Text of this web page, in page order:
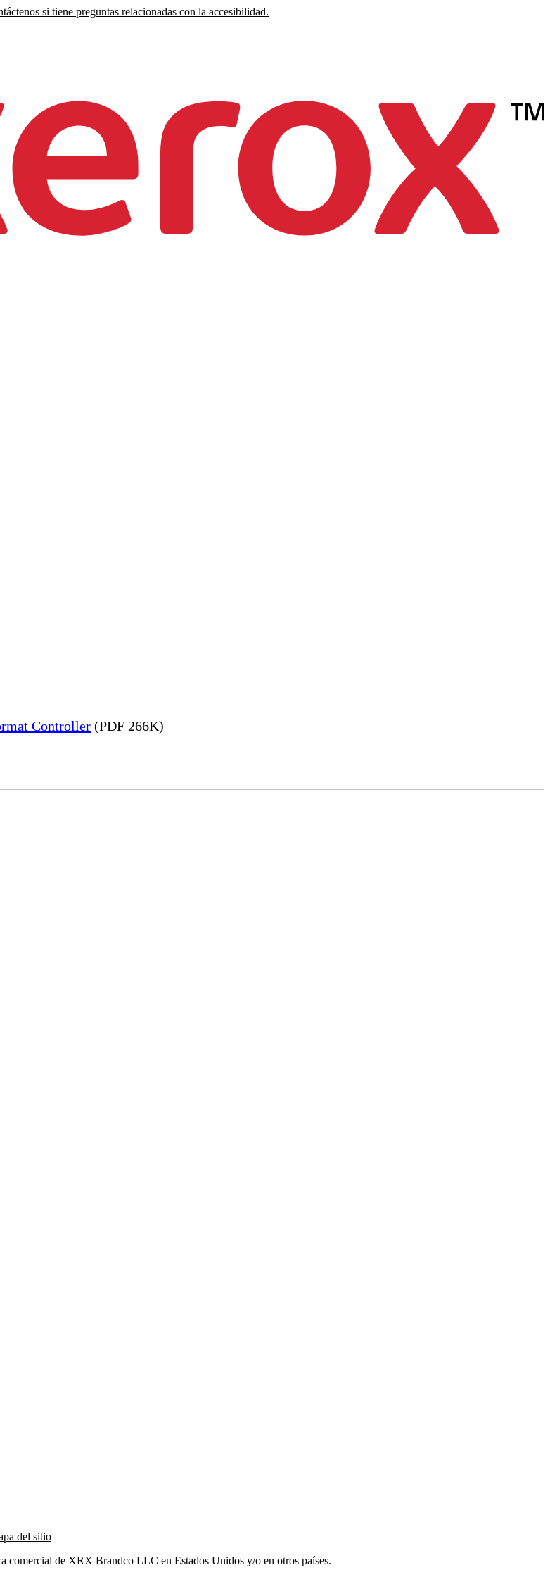
si tiene preguntas relacionadas con la accesibilidad.
Controller (PDF 266K)
del sitio
de XRX Brandco LLC en Estados Unidos y/o en otros países.